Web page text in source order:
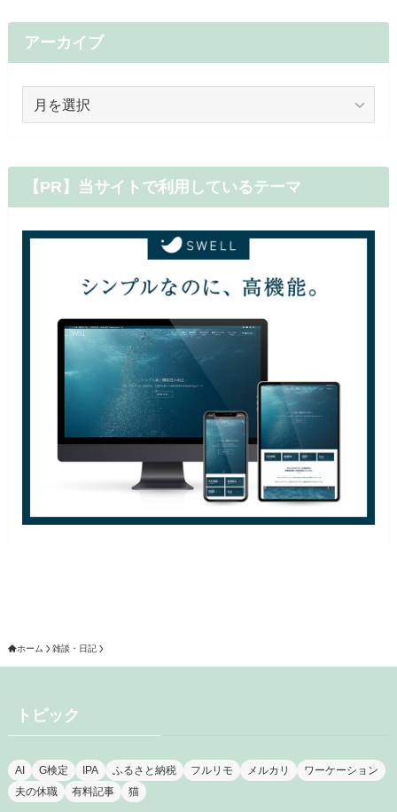
アーカイブ
【PR】当サイトで利用しているテーマ
ホーム 雑談・日記
トピック
AI G検定 IPA ふるさと納税 フルリモ メルカリ
ワーケーション
夫の休職
有料記事 猫